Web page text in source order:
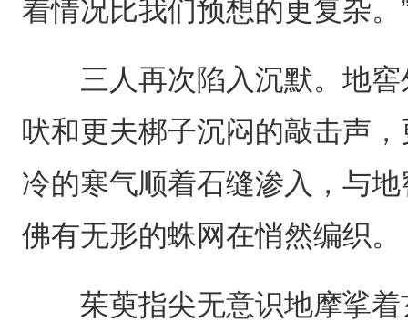
着情况比我们预想的更复杂。
三人再次陷入沉默。地窖
吠和更夫梆子沉闷的敲击声
冷的寒气顺着石缝渗入，与
佛有无形的蛛网在悄然编织。
茱萸指尖无意识地摩挲着